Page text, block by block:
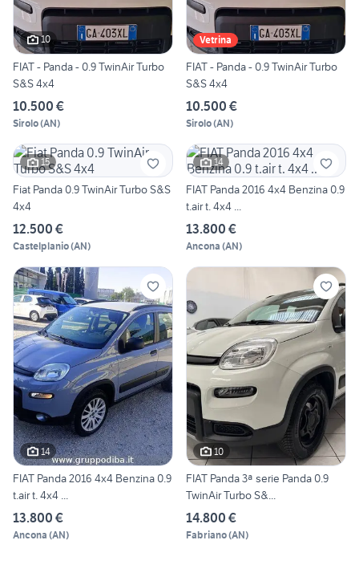
10
FIAT - Panda - 0.9 TwinAir Turbo
S&S 4x4
10.500 €
Sirolo(AN)
Vetrina
FIAT - Panda - 0.9 TwinAir Turbo
S&S 4x4
10.500 €
Sirolo(AN)
15
Fiat Panda 0.9 TwinAir Turbo S&S
4x4
12.500 €
Castelplanio(AN)
14
FIAT Panda 2016 4x4 Benzina 0.9
t.air t. 4x4 ...
13.800 €
Ancona (AN)
14
FIAT Panda 2016 4x4 Benzina 0.9
t.air t. 4x4 ...
13.800 €
Ancona (AN)
10
FIAT Panda 3ª serie Panda 0.9
TwinAir Turbo S&...
14.800 €
Fabriano(AN)